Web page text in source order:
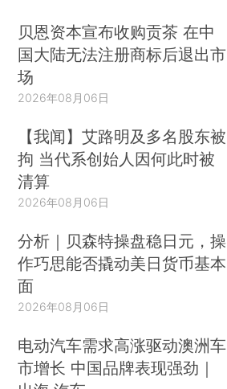
贝恩资本宣布收购贡茶 在中
国大陆无法注册商标后退出市
场
2026年08月06日
【我闻】艾路明及多名股东被
拘 当代系创始人因何此时被
清算
2026年08月06日
分析｜贝森特操盘稳日元，操
作巧思能否撬动美日货币基本
面
2026年08月06日
电动汽车需求高涨驱动澳洲车
市增长 中国品牌表现强劲｜